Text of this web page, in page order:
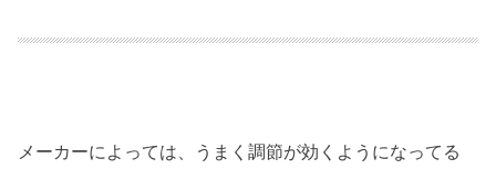
メーカーによっては、うまく調節が効くようになってる